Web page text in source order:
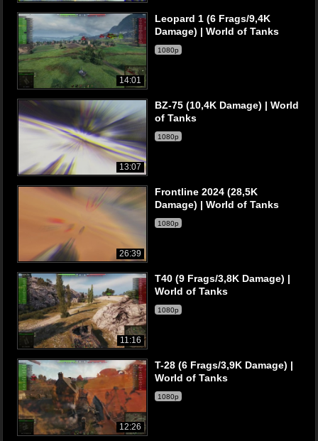
14:01
Leopard 1 (6 Frags/9,4K
Damage) | World of Tanks
1080p
13:07
BZ-75 (10,4K Damage) | World
of Tanks
1080p
26:39
Frontline 2024 (28,5K
Damage) | World of Tanks
1080p
11:16
T40 (9 Frags/3,8K Damage) |
World of Tanks
1080p
12:26
T-28 (6 Frags/3,9K Damage) |
World of Tanks
1080p